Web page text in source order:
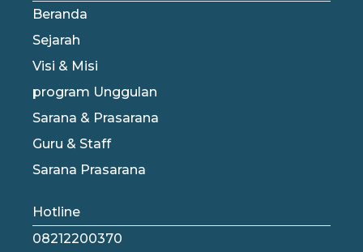
Beranda
Sejarah
Visi & Misi
program Unggulan
Sarana & Prasarana
Guru & Staff
Sarana Prasarana
Hotline
08212200370